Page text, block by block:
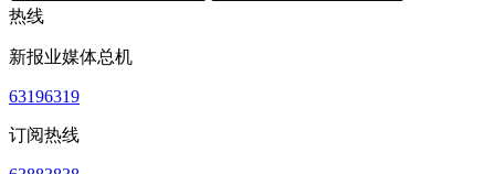
热线
新报业媒体总机
63196319
订阅热线